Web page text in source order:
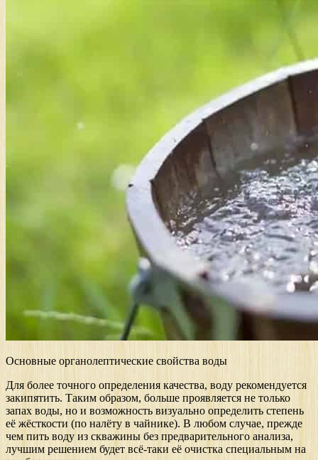
Основные органолептические свойства воды
Для более точного определения качества, воду рекомендуется
закипятить. Таким образом, больше проявляется не только
запах воды, но и возможность визуально определить степень
её жёсткости (по налёту в чайнике). В любом случае, прежде
чем пить воду из скважины без предварительного анализа,
лучшим решением будет всё-таки её очистка специальным на